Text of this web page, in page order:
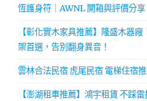
恆護身符｜AWNL 開箱與評價分享
【彰化實木家具推薦】隆盛木器
架首選，告別翻身異音！
雲林合法民宿 虎尾民宿 電梯住宿
【澎湖租車推薦】鴻宇租賃 不踩